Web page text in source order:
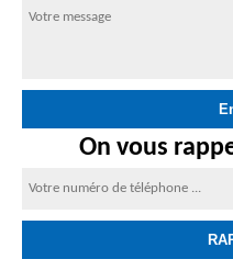
On vous